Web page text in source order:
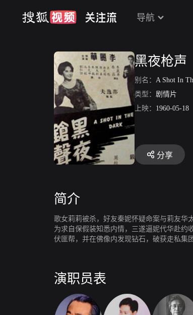
导航
黑夜枪声
别名： A Shot In
类型： 剧情片
上映： 1960-05-18
分享
简介
歌女莉莉被杀，好友秦妮怀疑命案与莉友华
为求自保假装知悉内情，三遂逼妮代华赴约
伏匪帮，并在佛像内发现钻石，破获走私集
演职员表